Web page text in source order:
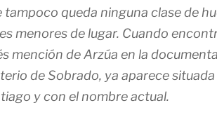
tampoco queda ninguna clase de
menores de lugar. Cuando
mención de Arzúa en la
de Sobrado, ya aparece
y con el nombre actual.